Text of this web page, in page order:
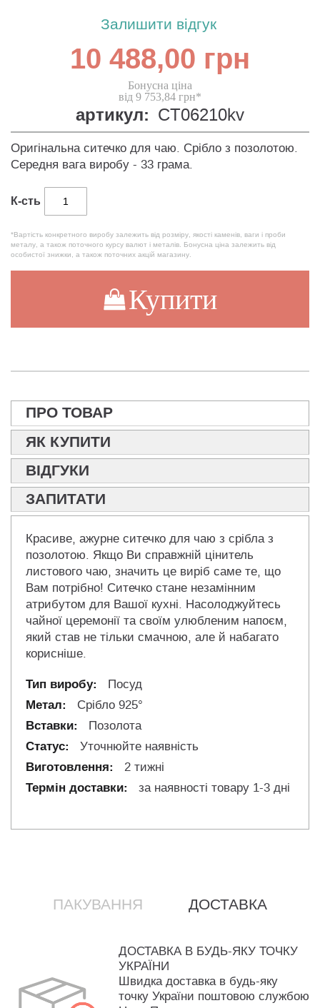
Залишити відгук
10 488,00 грн
Бонусна ціна
від 9 753,84 грн*
артикул: CT06210kv
Оригінальна ситечко для чаю. Срібло з позолотою.
Середня вага виробу - 33 грама.
К-сть
*Вартість конкретного виробу залежить від розміру, якості каменів, ваги і проби
металу, а також поточного курсу валют і металів. Бонусна ціна залежить від
особистої знижки, а також поточних акцій магазину.
Купити
ПРО ТОВАР
ЯК КУПИТИ
ВІДГУКИ
ЗАПИТАТИ
Красиве, ажурне ситечко для чаю з срібла з
позолотою. Якщо Ви справжній цінитель
листового чаю, значить це виріб саме те, що
Вам потрібно! Ситечко стане незамінним
атрибутом для Вашої кухні. Насолоджуйтесь
чайної церемонії та своїм улюбленим напоєм,
який став не тільки смачною, але й набагато
корисніше.
Посуд
Срібло 925°
Позолота
Уточнюйте наявність
2 тижні
за наявності товару 1-3 дні
ПАКУВАННЯ ДОСТАВКА
ДОСТАВКА В БУДЬ-ЯКУ ТОЧКУ
УКРАЇНИ
Швидка доставка в будь-яку
точку України поштовою службою